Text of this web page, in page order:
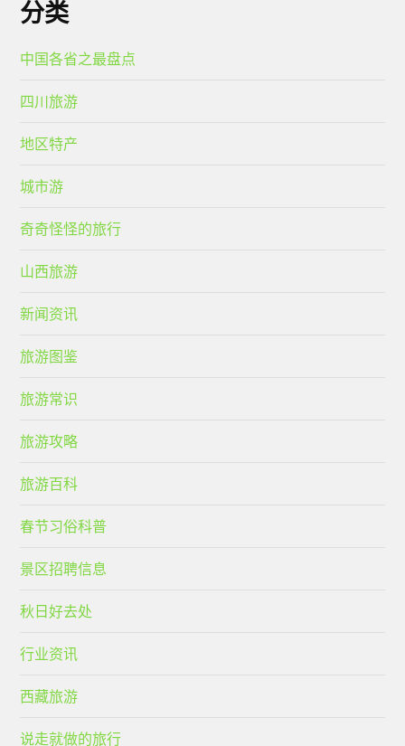
分类
中国各省之最盘点
四川旅游
地区特产
城市游
奇奇怪怪的旅行
山西旅游
新闻资讯
旅游图鉴
旅游常识
旅游攻略
旅游百科
春节习俗科普
景区招聘信息
秋日好去处
行业资讯
西藏旅游
说走就做的旅行